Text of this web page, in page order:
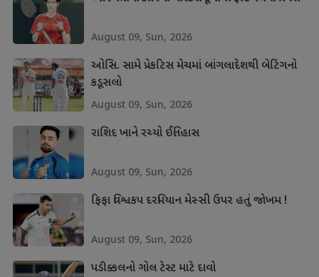
August 09, Sun, 2026
ઓસિ. સામે પ્રેકટિસ મેચમાં બાંગલાદેશથી બેટિંગનો
કડૂસલો
August 09, Sun, 2026
રાશિદ ખાને રચ્યો ઈતિહાસ
August 09, Sun, 2026
ફિફા વિશ્વકપ દરમિયાન મેસ્સી ઉપર હતું જોખમ !
August 09, Sun, 2026
પડીક્કલનો ગોલ ટેસ્ટ માટે દાવો